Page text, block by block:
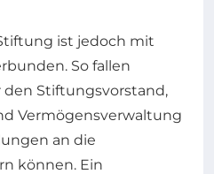
ist jedoch mit
So fallen
Stiftungsvorstand,
Vermögensverwaltung
an die
können. Ein